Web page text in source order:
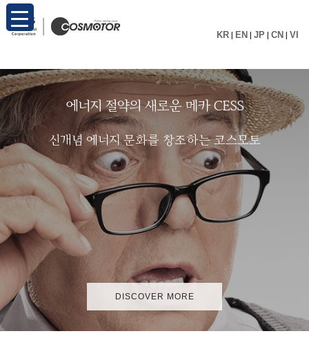
KR | EN | JP | CN | VI
에너지 절약의 새로운 메카 CESS
신개념 에너지 문화를 창조하는 코스모토
DISCOVER MORE